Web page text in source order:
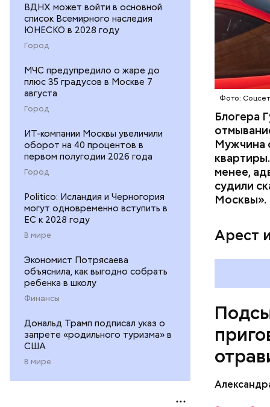
ВДНХ может войти в основной
список Всемирного наследия
ЮНЕСКО в 2028 году
Город
МЧС предупредило о жаре до
плюс 35 градусов в Москве 7
августа
Город
ИТ-компании Москвы увеличили
оборот на 40 процентов в
первом полугодии 2026 года
Город
Politico: Исландия и Черногория
могут одновременно вступить в
ЕС к 2028 году
В мире
Экономист Потрясаева
объяснила, как выгодно собрать
ребенка в школу
Финансы
Дональд Трамп подписал указ о
запрете «родильного туризма» в
США
В мире
Фото:
Блогера
Мужчина
менее,
судили
Москвы».
Арест
Видео:
скрытую
матери и
пищу ела